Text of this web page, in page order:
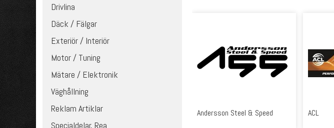
Drivlina
Däck / Fälgar
Exteriör / Interiör
Motor / Tuning
Mätare / Elektronik
Väghållning
Reklam Artiklar
Specialdelar, Rea
Andersson Steel & Speed ACL